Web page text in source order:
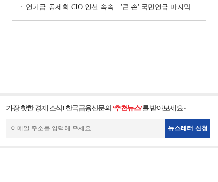
연기금·공제회 CIO 인선 속속…'큰 손' 국민연금 마지막 타자
가장 핫한 경제 소식! 한국금융신문의 ‘추천뉴스’를 받아보세요~
뉴스레터 신청